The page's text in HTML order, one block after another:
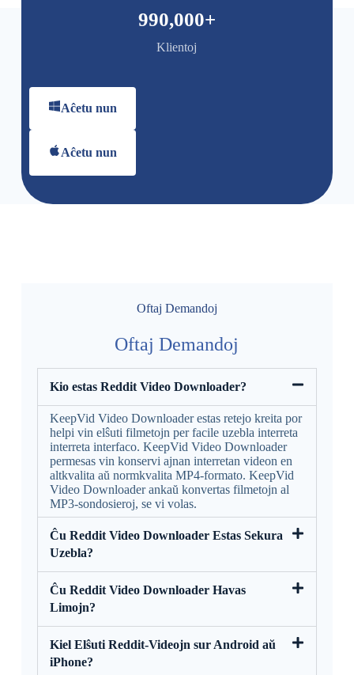
Klientoj
990,000+
Aĉetu nun
Aĉetu nun
Oftaj Demandoj
Oftaj Demandoj
Kio estas Reddit Video Downloader?
KeepVid Video Downloader estas retejo kreita por
helpi vin elŝuti filmetojn per facile uzebla interreta
interreta interfaco. KeepVid Video Downloader
permesas vin konservi ajnan interretan videon en
altkvalita aŭ normkvalita MP4-formato. KeepVid
Video Downloader ankaŭ konvertas filmetojn al
MP3-sondosieroj, se vi volas.
Ĉu Reddit Video Downloader Estas Sekura
Uzebla?
Ĉu Reddit Video Downloader Havas
Limojn?
Kiel Elŝuti Reddit-Videojn sur Android aŭ
iPhone?